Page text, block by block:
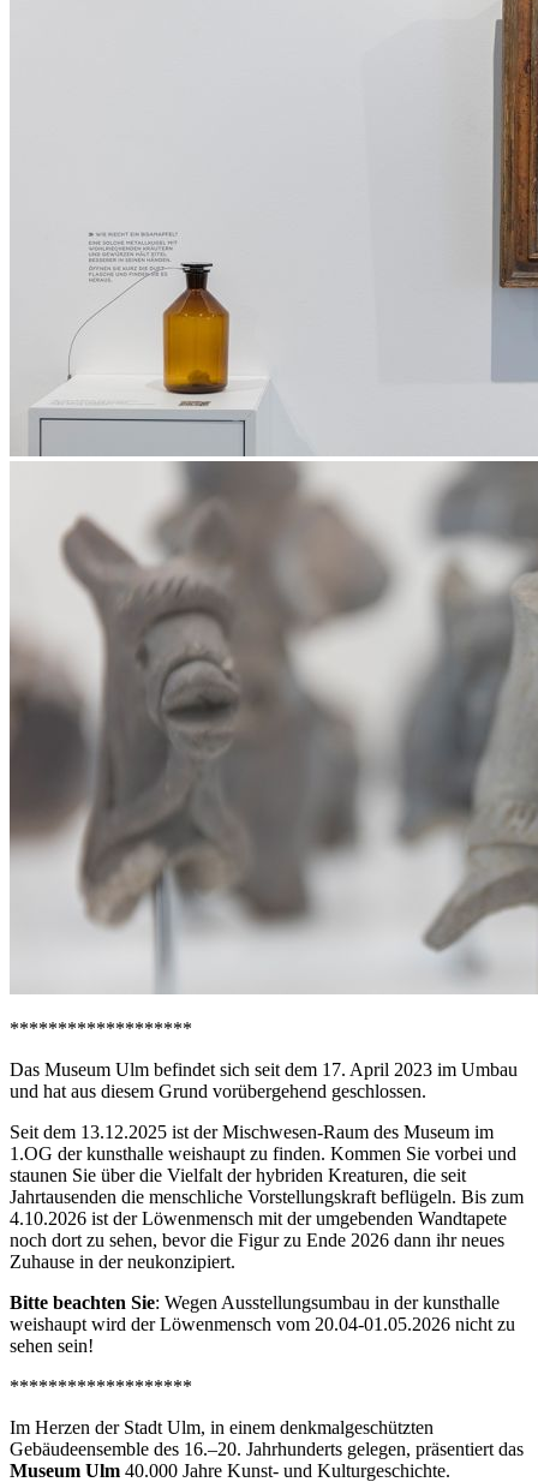
*******************
Das Museum Ulm befindet sich seit dem 17. April 2023 im Umbau
und hat aus diesem Grund vorübergehend geschlossen.
Seit dem 13.12.2025 ist der Mischwesen-Raum des Museum im
1.OG der kunsthalle weishaupt zu finden. Kommen Sie vorbei und
staunen Sie über die Vielfalt der hybriden Kreaturen, die seit
Jahrtausenden die menschliche Vorstellungskraft beflügeln. Bis zum
4.10.2026 ist der Löwenmensch mit der umgebenden Wandtapete
noch dort zu sehen, bevor die Figur zu Ende 2026 dann ihr neues
Zuhause in der neukonzipiert.
Bitte beachten Sie: Wegen Ausstellungsumbau in der kunsthalle
weishaupt wird der Löwenmensch vom 20.04-01.05.2026 nicht zu
sehen sein!
*******************
Im Herzen der Stadt Ulm, in einem denkmalgeschützten
Gebäudeensemble des 16.–20. Jahrhunderts gelegen, präsentiert das
Museum Ulm 40.000 Jahre Kunst- und Kulturgeschichte.